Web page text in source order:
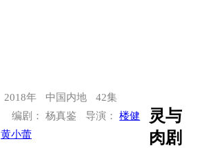
2018年 中国内地
42集
编剧： 杨真鉴 导演：楼健
黄小蕾
灵与
肉剧